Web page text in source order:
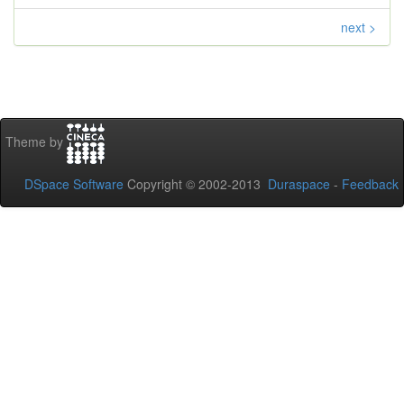
next >
Theme by
DSpace Software Copyright © 2002-2013 Duraspace - Feedback